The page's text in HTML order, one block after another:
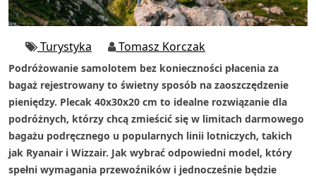
Turystyka Tomasz Korczak
Podróżowanie samolotem bez konieczności płacenia za
bagaż rejestrowany to świetny sposób na zaoszczędzenie
pieniędzy. Plecak 40x30x20 cm to idealne rozwiązanie dla
podróżnych, którzy chcą zmieścić się w limitach darmowego
bagażu podręcznego u popularnych linii lotniczych, takich
jak Ryanair i Wizzair. Jak wybrać odpowiedni model, który
spełni wymagania przewoźników i jednocześnie będzie